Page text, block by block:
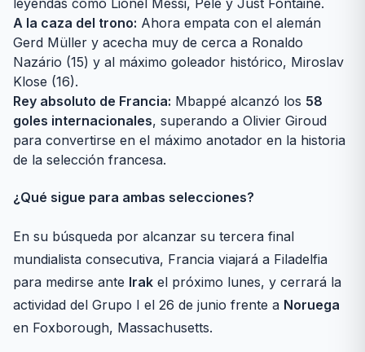
A la caza del trono: Ahora empata con el alemán
Gerd Müller y acecha muy de cerca a Ronaldo
Nazário (15) y al máximo goleador histórico, Miroslav
Klose (16).
Rey absoluto de Francia: Mbappé alcanzó los 58
goles internacionales, superando a Olivier Giroud
para convertirse en el máximo anotador en la historia
de la selección francesa.
¿Qué sigue para ambas selecciones?
En su búsqueda por alcanzar su tercera final
mundialista consecutiva, Francia viajará a Filadelfia
para medirse ante Irak el próximo lunes, y cerrará la
actividad del Grupo I el 26 de junio frente a Noruega
en Foxborough, Massachusetts.